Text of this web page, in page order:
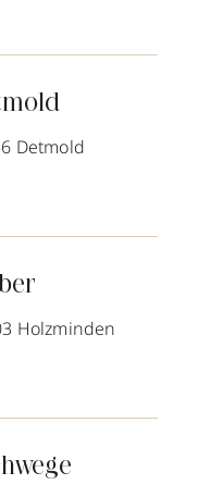
Detmold
Holzminden